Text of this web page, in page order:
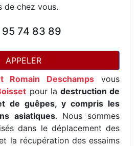
de chez vous.
74 83 89
APPELER
Romain Deschamps vous
pour la destruction de
de guêpes, y compris les
asiatiques. Nous sommes
dans le déplacement des
la récupération des essaims